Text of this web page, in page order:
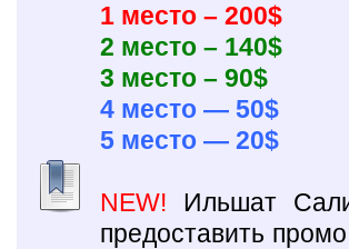
1 место – 200$
2 место – 140$
3 место – 90$
4 место — 50$
5 место — 20$
NEW! Ильшат
предоставить